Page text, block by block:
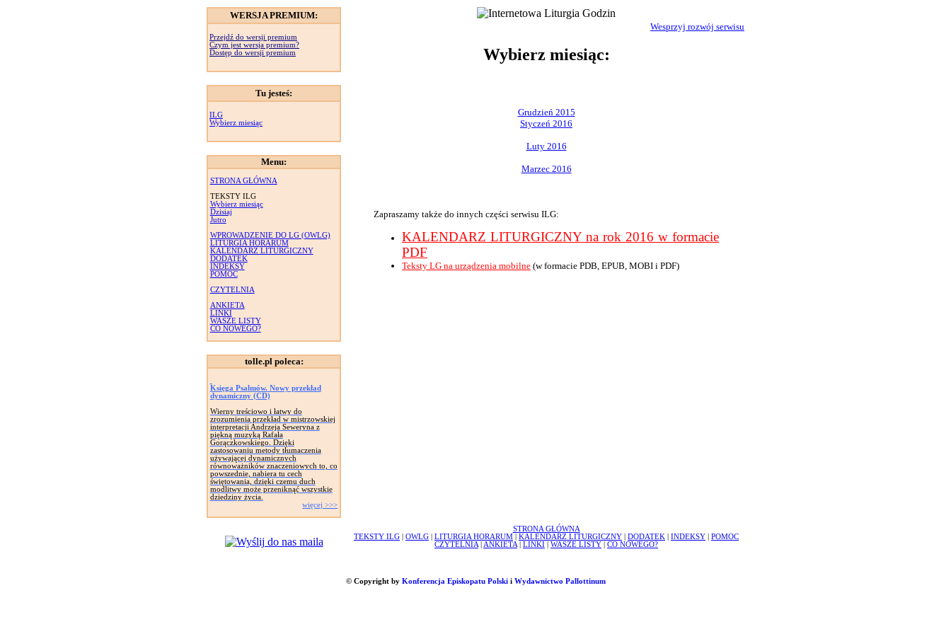
WERSJA PREMIUM:
Przejdź do wersji premium
Czym jest wersja premium?
Dostęp do wersji premium
Tu jesteś:
ILG
Wybierz miesiąc
Menu:
STRONA GŁÓWNA
TEKSTY ILG
Wybierz miesiąc
Dzisiaj
Jutro
WPROWADZENIE DO LG (OWLG)
LITURGIA HORARUM
KALENDARZ LITURGICZNY
DODATEK
INDEKSY
POMOC
CZYTELNIA
ANKIETA
LINKI
WASZE LISTY
CO NOWEGO?
tolle.pl poleca:
Księga Psalmów. Nowy przekład
dynamiczny (CD)
Wierny treściowo i łatwy do
zrozumienia przekład w mistrzowskiej
interpretacji Andrzeja Seweryna z
piękną muzyką Rafała
Gorączkowskiego. Dzięki
zastosowaniu metody tłumaczenia
używającej dynamicznych
równoważników znaczeniowych to, co
powszednie, nabiera tu cech
świętowania, dzięki czemu duch
modlitwy może przeniknąć wszystkie
dziedziny życia.
więcej >>>
Wesprzyj rozwój serwisu
Wybierz miesiąc:
Grudzień 2015
Styczeń 2016
Luty 2016
Marzec 2016
Zapraszamy także do innych części serwisu ILG:
KALENDARZ LITURGICZNY na rok 2016 w formacie
PDF
Teksty LG na urządzenia mobilne (w formacie PDB, EPUB, MOBI i PDF)
STRONA GŁÓWNA
TEKSTY ILG
OWLG LITURGIA HORARUM KALENDARZ LITURGICZNY DODATEK INDEKSY
POMOC
CZYTELNIA
ANKIETA LINKI WASZE LISTY CO NOWEGO?
© Copyright by Konferencja Episkopatu Polskii Wydawnictwo Pallottinum